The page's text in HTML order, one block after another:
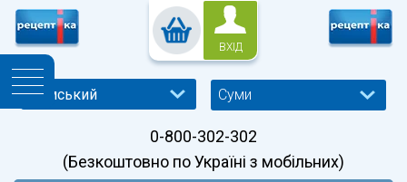
ВХІД
Суми
0-800-302-302
(Безкоштовно по Україні з мобільних)